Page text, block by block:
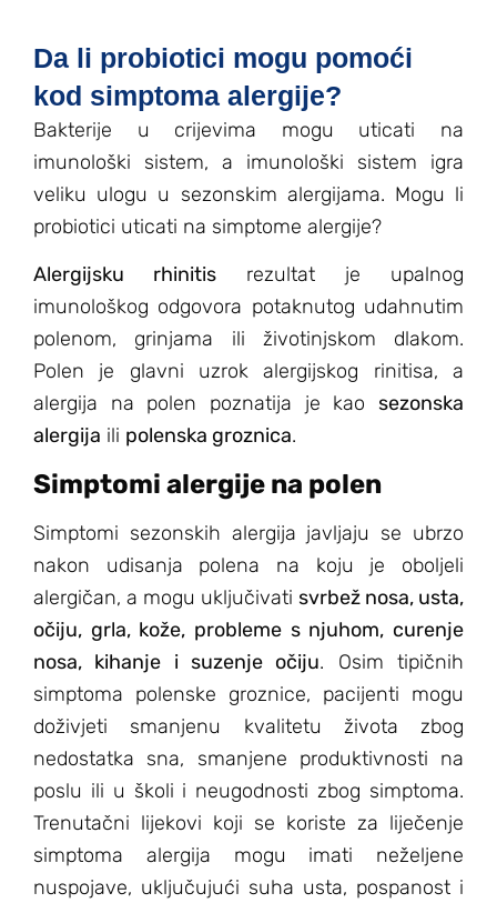
Da li probiotici mogu pomoći
kod simptoma alergije?
Bakterije u crijevima mogu uticati na
imunološki sistem, a imunološki sistem igra
veliku ulogu u sezonskim alergijama. Mogu li
probiotici uticati na simptome alergije?
Alergijsku rhinitis rezultat je upalnog
imunološkog odgovora potaknutog udahnutim
polenom, grinjama ili životinjskom dlakom.
Polen je glavni uzrok alergijskog rinitisa, a
alergija na polen poznatija je kao sezonska
alergija ili polenska groznica.
Simptomi alergije na polen
Simptomi sezonskih alergija javljaju se ubrzo
nakon udisanja polena na koju je oboljeli
alergičan, a mogu uključivati ​​ svrbež nosa, usta,
očiju, grla, kože, probleme s njuhom, curenje
nosa, kihanje i suzenje očiju. Osim tipičnih
simptoma polenske groznice, pacijenti mogu
doživjeti smanjenu kvalitetu života zbog
nedostatka sna, smanjene produktivnosti na
poslu ili u školi i neugodnosti zbog simptoma.
Trenutačni lijekovi koji se koriste za liječenje
simptoma alergija mogu imati neželjene
nuspojave, uključujući suha usta, pospanost i